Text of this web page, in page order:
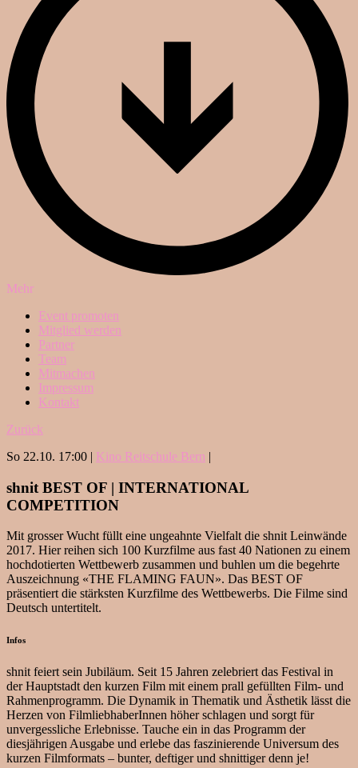
Mehr
Event promoten
Mitglied werden
Partner
Team
Mitmachen
Impressum
Kontakt
Zurück
So 22.10. 17:00 | Kino Reitschule Bern |
shnit BEST OF | INTERNATIONAL
COMPETITION
Mit grosser Wucht füllt eine ungeahnte Vielfalt die shnit Leinwände
2017. Hier reihen sich 100 Kurzfilme aus fast 40 Nationen zu einem
hochdotierten Wettbewerb zusammen und buhlen um die begehrte
Auszeichnung «THE FLAMING FAUN». Das BEST OF
präsentiert die stärksten Kurzfilme des Wettbewerbs. Die Filme sind
Deutsch untertitelt.
Infos
shnit feiert sein Jubiläum. Seit 15 Jahren zelebriert das Festival in
der Hauptstadt den kurzen Film mit einem prall gefüllten Film- und
Rahmenprogramm. Die Dynamik in Thematik und Ästhetik lässt die
Herzen von FilmliebhaberInnen höher schlagen und sorgt für
unvergessliche Erlebnisse. Tauche ein in das Programm der
diesjährigen Ausgabe und erlebe das faszinierende Universum des
kurzen Filmformats – bunter, deftiger und shnittiger denn je!